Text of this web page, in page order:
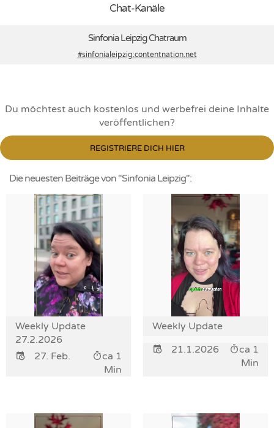
Die neuesten Beiträge von "Sinfonia Leipzig":
Weekly Update
27.2.2026
27. Feb.
ca 1
Min
Weekly Update
21.1.2026
ca 1
Min
Chat-Kanäle
Sinfonia Leipzig Chatraum
#sinfonialeipzig:contentnation.net
Du möchtest auch kostenlos und werbefrei deine Inhalte
veröffentlichen?
REGISTRIERE DICH HIER